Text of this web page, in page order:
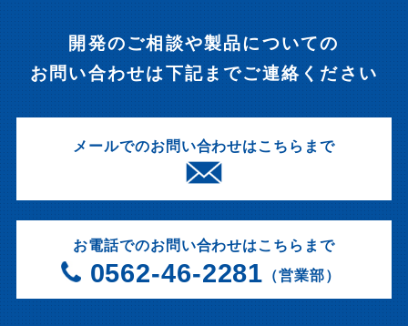
開発のご相談や製品についての
お問い合わせは下記までご連絡ください
メールでのお問い合わせはこちらまで
お電話でのお問い合わせはこちらまで
0562-46-2281 （営業部）